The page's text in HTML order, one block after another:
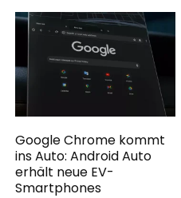
Google Chrome kommt
ins Auto: Android Auto
erhält neue EV-
Smartphones